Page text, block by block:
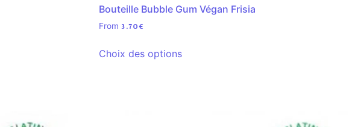
Bouteille Bubble Gum Végan Frisia
From 3.70€
Choix des options